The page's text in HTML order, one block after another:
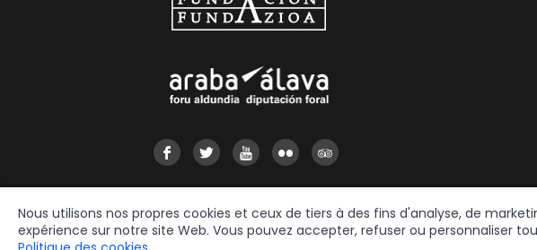
Nous utilisons nos propres cookies et ceux de tiers à des fins d'analyse, de
expérience sur notre site Web. Vous pouvez accepter, refuser ou personnaliser